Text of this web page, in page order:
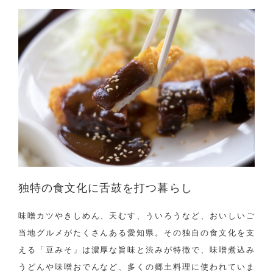
独特の食文化に舌鼓を打つ暮らし
味噌カツやきしめん、天むす、ういろうなど、おいしいご
当地グルメがたくさんある愛知県。その独自の食文化を支
える「豆みそ」は濃厚な旨味と渋みが特徴で、味噌煮込み
うどんや味噌おでんなど、多くの郷土料理に使われていま